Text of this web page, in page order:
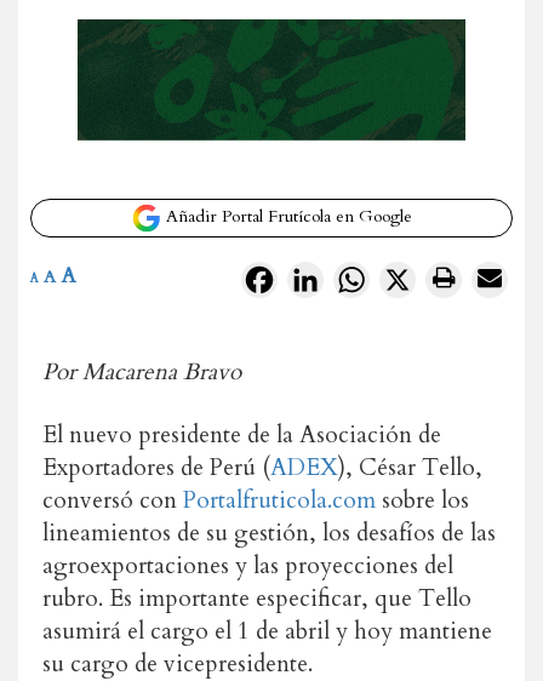
Añadir Portal Frutícola en Google
FacebookLinkedInWhatsApp
X
A A A
Por Macarena Bravo
El nuevo presidente de la Asociación de
Exportadores de Perú (ADEX), César Tello,
conversó conPortalfruticola.com sobre los
lineamientos de su gestión, los desafíos de las
agroexportaciones y las proyecciones del
rubro. Es importante especificar, que Tello
asumirá el cargo el 1 de abril y hoy mantiene
su cargo de vicepresidente.